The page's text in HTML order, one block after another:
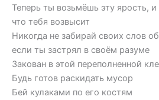
Теперь ты возьмёшь эту ярость,
что тебя возвысит
Никогда не забирай своих слов
если ты застрял в своём разуме
Закован в этой переполненной
Будь готов раскидать мусор
Бей кулаками по его костям